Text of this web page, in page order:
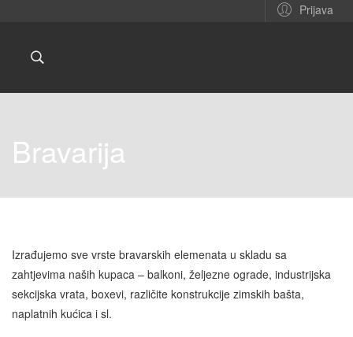
Prijava
Bravarija
Izrađujemo sve vrste bravarskih elemenata u skladu sa
zahtjevima naših kupaca – balkoni, željezne ograde, industrijska
sekcijska vrata, boxevi, različite konstrukcije zimskih bašta,
naplatnih kućica i sl.